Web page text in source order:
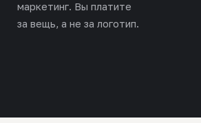
маркетинг. Вы платите
за вещь, а не за логотип.